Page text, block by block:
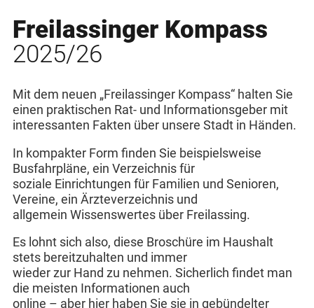
Freilassinger Kompass
2025/26
Mit dem neuen „Freilassinger Kompass“ halten Sie
einen praktischen Rat- und Informationsgeber mit
interessanten Fakten über unsere Stadt in Händen.
In kompakter Form finden Sie beispielsweise
Busfahrpläne, ein Verzeichnis für
soziale Einrichtungen für Familien und Senioren,
Vereine, ein Ärzteverzeichnis und
allgemein Wissenswertes über Freilassing.
Es lohnt sich also, diese Broschüre im Haushalt
stets bereitzuhalten und immer
wieder zur Hand zu nehmen. Sicherlich findet man
die meisten Informationen auch
online – aber hier haben Sie sie in gebündelter